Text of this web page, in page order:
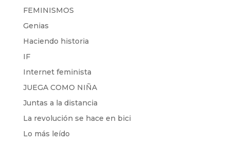
FEMINISMOS
Genias
Haciendo historia
IF
Internet feminista
JUEGA COMO NIÑA
Juntas a la distancia
La revolución se hace en bici
Lo más leído